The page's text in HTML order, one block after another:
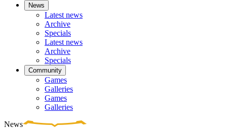
News
Latest news
Archive
Specials
Latest news
Archive
Specials
Community
Games
Galleries
Games
Galleries
News